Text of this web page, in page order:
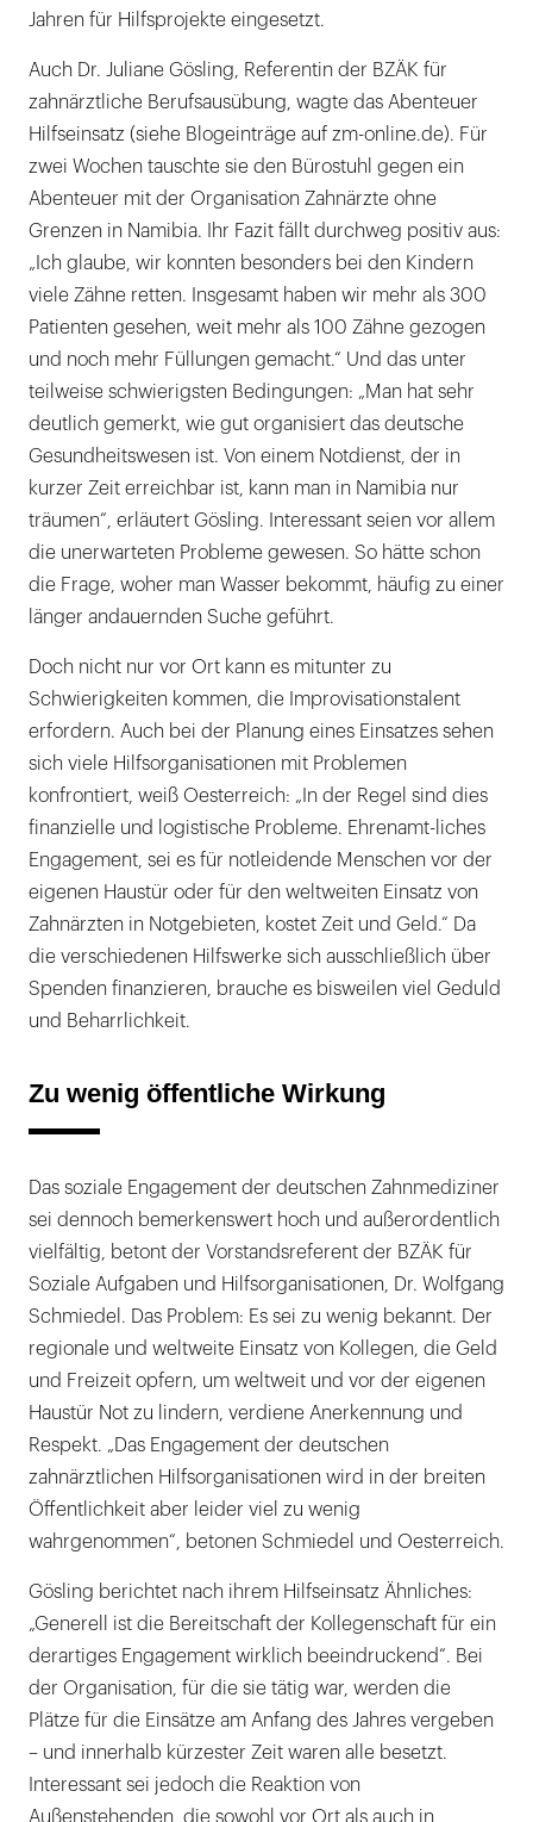
Jahren für Hilfsprojekte eingesetzt.
Auch Dr. Juliane Gösling, Referentin der BZÄK für
zahnärztliche Berufsausübung, wagte das Abenteuer
Hilfseinsatz (siehe Blogeinträge auf zm-online.de). Für
zwei Wochen tauschte sie den Bürostuhl gegen ein
Abenteuer mit der Organisation Zahnärzte ohne
Grenzen in Namibia. Ihr Fazit fällt durchweg positiv aus:
„Ich glaube, wir konnten besonders bei den Kindern
viele Zähne retten. Insgesamt haben wir mehr als 300
Patienten gesehen, weit mehr als 100 Zähne gezogen
und noch mehr Füllungen gemacht.“ Und das unter
teilweise schwierigsten Bedingungen: „Man hat sehr
deutlich gemerkt, wie gut organisiert das deutsche
Gesundheitswesen ist. Von einem Notdienst, der in
kurzer Zeit erreichbar ist, kann man in Namibia nur
träumen“, erläutert Gösling. Interessant seien vor allem
die unerwarteten Probleme gewesen. So hätte schon
die Frage, woher man Wasser bekommt, häufig zu einer
länger andauernden Suche geführt.
Doch nicht nur vor Ort kann es mitunter zu
Schwierigkeiten kommen, die Improvisationstalent
erfordern. Auch bei der Planung eines Einsatzes sehen
sich viele Hilfsorganisationen mit Problemen
konfrontiert, weiß Oesterreich: „In der Regel sind dies
finanzielle und logistische Probleme. Ehrenamt-liches
Engagement, sei es für notleidende Menschen vor der
eigenen Haustür oder für den weltweiten Einsatz von
Zahnärzten in Notgebieten, kostet Zeit und Geld.“ Da
die verschiedenen Hilfswerke sich ausschließlich über
Spenden finanzieren, brauche es bisweilen viel Geduld
und Beharrlichkeit.
Zu wenig öffentliche Wirkung
Das soziale Engagement der deutschen Zahnmediziner
sei dennoch bemerkenswert hoch und außerordentlich
vielfältig, betont der Vorstandsreferent der BZÄK für
Soziale Aufgaben und Hilfsorganisationen, Dr. Wolfgang
Schmiedel. Das Problem: Es sei zu wenig bekannt. Der
regionale und weltweite Einsatz von Kollegen, die Geld
und Freizeit opfern, um weltweit und vor der eigenen
Haustür Not zu lindern, verdiene Anerkennung und
Respekt. „Das Engagement der deutschen
zahnärztlichen Hilfsorganisationen wird in der breiten
Öffentlichkeit aber leider viel zu wenig
wahrgenommen“, betonen Schmiedel und Oesterreich.
Gösling berichtet nach ihrem Hilfseinsatz Ähnliches:
„Generell ist die Bereitschaft der Kollegenschaft für ein
derartiges Engagement wirklich beeindruckend“. Bei
der Organisation, für die sie tätig war, werden die
Plätze für die Einsätze am Anfang des Jahres vergeben
– und innerhalb kürzester Zeit waren alle besetzt.
Interessant sei jedoch die Reaktion von
Außenstehenden, die sowohl vor Ort als auch in